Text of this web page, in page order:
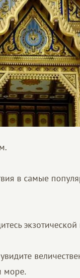
в самые
море.